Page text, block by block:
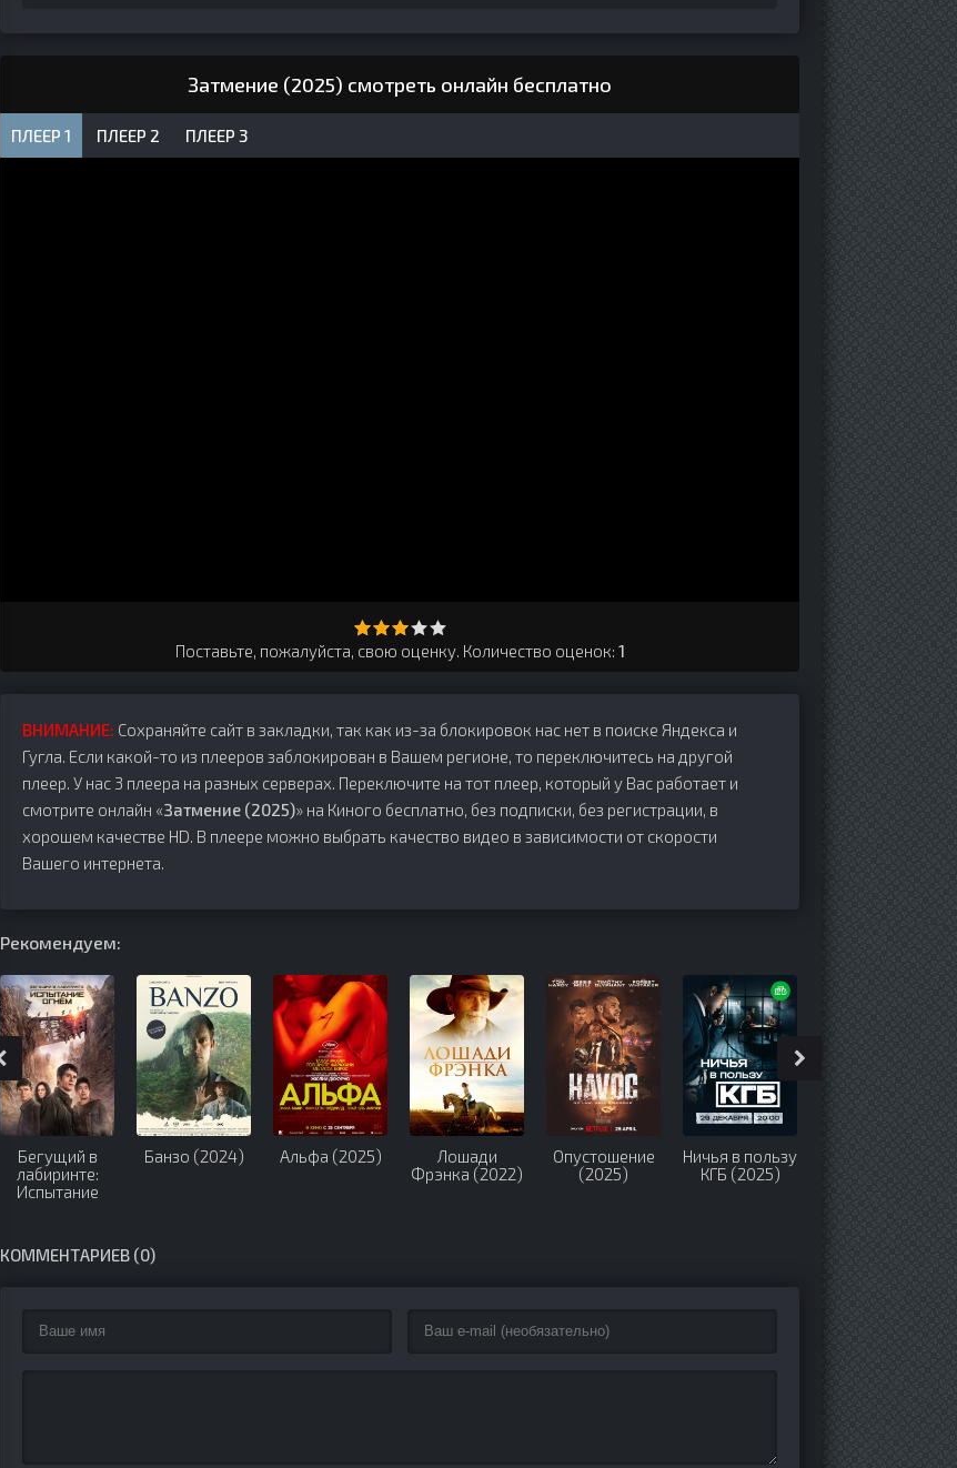
Затмение (2025) смотреть онлайн бесплатно
ПЛЕЕР 1 ПЛЕЕР 2 ПЛЕЕР 3
Поставьте, пожалуйста, свою оценку. Количество оценок: 1
ВНИМАНИЕ: Сохраняйте сайт в закладки, так как из-за блокировок нас нет в поиске Яндекса и
Гугла. Если какой-то из плееров заблокирован в Вашем регионе, то переключитесь на другой
плеер. У нас 3 плеера на разных серверах. Переключите на тот плеер, который у Вас работает и
смотрите онлайн «Затмение (2025)» на Киного бесплатно, без подписки, без регистрации, в
хорошем качестве HD. В плеере можно выбрать качество видео в зависимости от скорости
Вашего интернета.
Рекомендуем:
Бегущий в
лабиринте:
Испытание
Банзо (2024) Альфа (2025)
Лошади
Фрэнка (2022)
Опустошение
(2025)
Ничья в пользу
КГБ (2025)
Человек-
муравей и Оса
(2018)
КОММЕНТАРИЕВ (0)